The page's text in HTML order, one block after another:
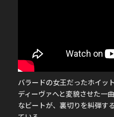
バラードの女王だったホイッ
ディーヴァへと変貌させた一
なビートが、裏切りを糾弾す